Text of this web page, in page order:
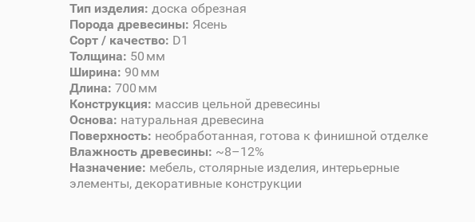
Тип изделия: доска обрезная
Порода древесины: Ясень
Сорт / качество: D1
Толщина: 50 мм
Ширина: 90 мм
Длина: 700 мм
Конструкция: массив цельной древесины
Основа: натуральная древесина
Поверхность: необработанная, готова к финишной отделке
Влажность древесины: ~8–12%
Назначение: мебель, столярные изделия, интерьерные
элементы, декоративные конструкции